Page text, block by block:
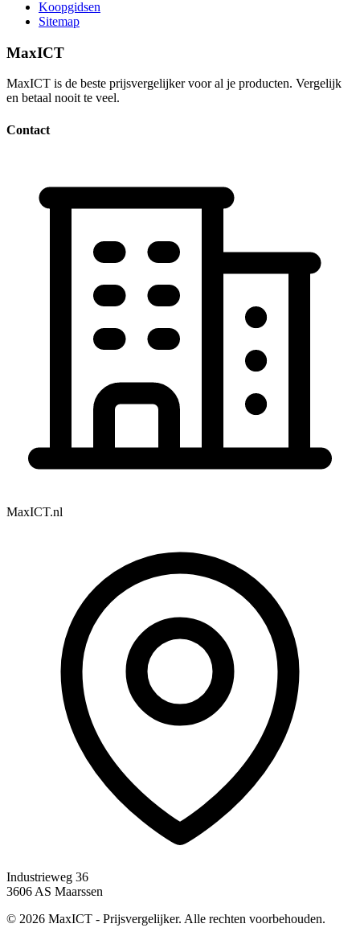
Koopgidsen
Sitemap
MaxICT
MaxICT is de beste prijsvergelijker voor al je producten. Vergelijk
en betaal nooit te veel.
Contact
MaxICT.nl
Industrieweg 36
3606 AS Maarssen
© 2026 MaxICT - Prijsvergelijker. Alle rechten voorbehouden.